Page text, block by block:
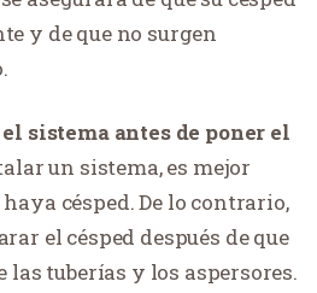
y de que no surgen
sistema antes de poner el
un sistema, es mejor
césped. De lo contrario,
el césped después de que
tuberías y los aspersores.